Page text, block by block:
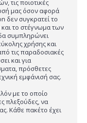
τις ποιοτικές
μας όσον αφορά
δεν συγκρατεί το
και το στέγνωμα των
συμπληρώνει
χρήσης και
τις παραδοσιακές
και για
πρόσθετες
εμφάνισή σας.
με το οποίο
πλεξούδες, να
Κάθε πακέτο έχει